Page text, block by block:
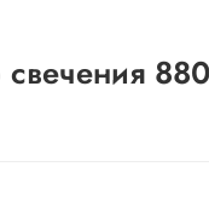
свечения